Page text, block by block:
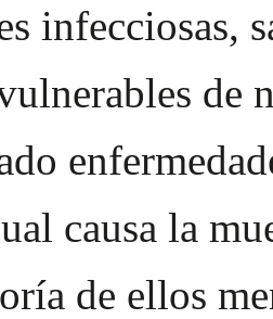
infecciosas,
de
causa la
de ellos